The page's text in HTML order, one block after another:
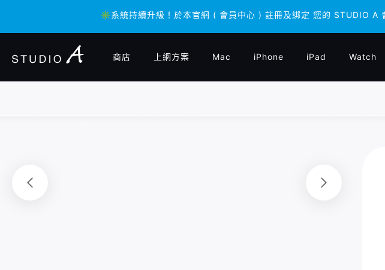
✳️系統持續升級！於本官網 ( 會員中心 ) 註冊及綁定 您的 STUDIO A
✳️系統持續升級！於本官網 ( 會員中心 ) 註冊及綁定 您的 STUDIO A
商店 上網方案 Mac iPhone iPad Watch